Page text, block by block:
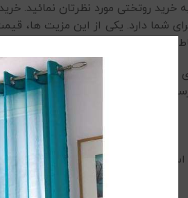
خرید روتختی مورد نظرتان
برای شما دارد. یکی از این مزیت
هستید. همچنین مزیت ضمانت
مهم در خرید می باشد،خرید روتختی
محصول است که در هنگام خرید
: